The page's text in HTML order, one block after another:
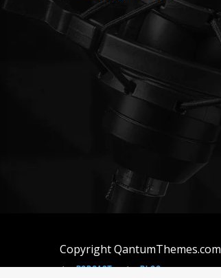
Copyright QantumThemes.com
PODCAST BLOG